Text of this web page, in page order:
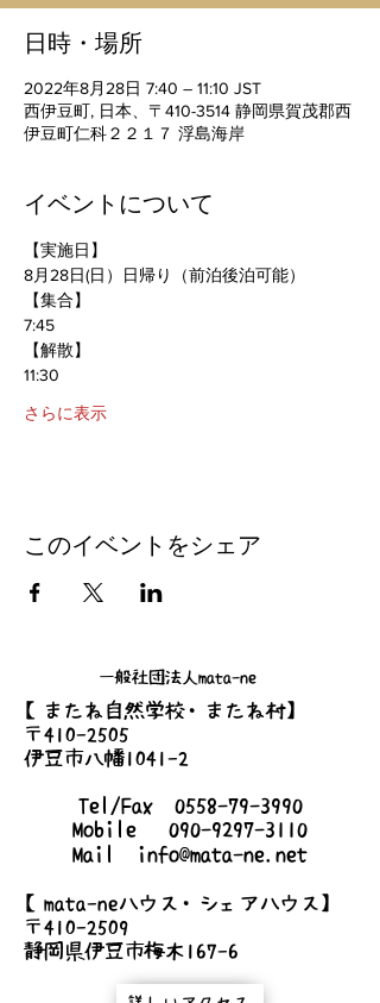
日時・場所
2022年8月28日 7:40 – 11:10 JST
西伊豆町, 日本、〒410-3514 静岡県賀茂郡西
伊豆町仁科２２１７ 浮島海岸
イベントについて
【実施日】
8月28日(日）日帰り（前泊後泊可能）
【集合】
7:45
【解散】
11:30
さらに表示
このイベントをシェア
一般社団法人mata-ne
【またね自然学校・またね村】
〒410-2505
伊豆市八幡1041-2
Tel/Fax0558-79-3990
Mobile 090-9297-3110
Mail
info@mata-ne.net
【mata-neハウス・シェアハウス】
〒410-2509
静岡県伊豆市梅木167-6